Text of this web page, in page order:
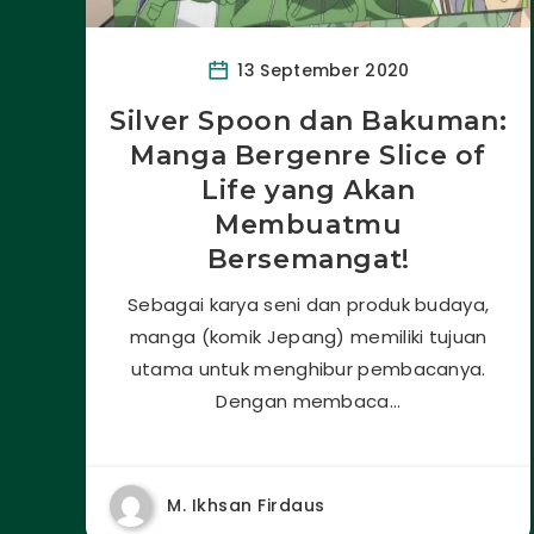
13 September 2020
Silver Spoon dan Bakuman:
Manga Bergenre Slice of
Life yang Akan
Membuatmu
Bersemangat!
Sebagai karya seni dan produk budaya,
manga (komik Jepang) memiliki tujuan
utama untuk menghibur pembacanya.
Dengan membaca…
M. Ikhsan Firdaus